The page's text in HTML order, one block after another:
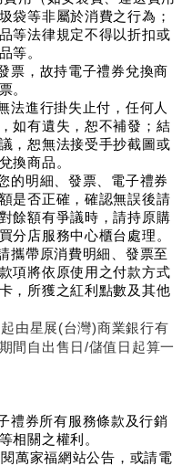
袋等非屬於消費之行為；
等法律規定不得以折扣或
等。
票，故持電子禮券兌換商
。
法進行掛失止付，任何人
如有遺失，恕不補發；結
，恕無法接受手抄截圖或
換商品。
的明細、發票、電子禮券
是否正確，確認無誤後請
餘額有爭議時，請持原購
分店服務中心櫃台處理。
攜帶原消費明細、發票至
項將依原使用之付款方式
，所獲之紅利點數及其他
由星展(台灣)商業銀行有
間自出售日/儲值日起算一
禮券所有服務條款及行銷
相關之權利。
萬家福網站公告，或請電